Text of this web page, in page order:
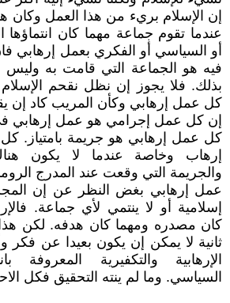
إن الإسلام بريء من هذا العمل وكان
عندما تقوم جماعة مهما كان انتماؤها
أو السياسي أو الفكري بعمل إرهابي
فيه هو الجماعة التي قامت به وليس
بذلك. فلا يجوز إن نظل نقحم الإسلام
كل عمل إرهابي وكأن المريب كاد إن
إن كل عمل إجرامي هو عمل إرهابي
كل عمل إرهابي هو جريمة بامتياز.
إرهاب وخاصة عندما لا يكون
والجريمة التي وقعت عند المدرج
عمل إرهابي بغض النظر عن إن
إسلامية أو لا ينتمي لأي جماعة.
كان مصدره ومهما كان هدفه. لكن
ثانية لا يمكن إن يكون بعيدا عن فكر
الإرهابية والتكفيرية المعروفة
السياسي. وما لم ينته التحقيق فكل